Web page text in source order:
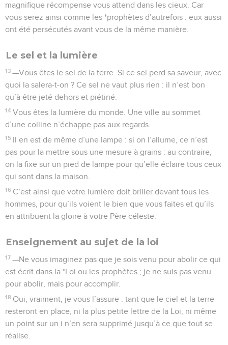
magnifique récompense vous attend dans les cieux. Car
vous serez ainsi comme les *prophètes d’autrefois : eux aussi
ont été persécutés avant vous de la même manière.
Le sel et la lumière
13 —Vous êtes le sel de la terre. Si ce sel perd sa saveur, avec
quoi la salera-t-on ? Ce sel ne vaut plus rien : il n’est bon
qu’à être jeté dehors et piétiné.
14 Vous êtes la lumière du monde. Une ville au sommet
d’une colline n’échappe pas aux regards.
15 Il en est de même d’une lampe : si on l’allume, ce n’est
pas pour la mettre sous une mesure à grains : au contraire,
on la fixe sur un pied de lampe pour qu’elle éclaire tous ceux
qui sont dans la maison.
16 C’est ainsi que votre lumière doit briller devant tous les
hommes, pour qu’ils voient le bien que vous faites et qu’ils
en attribuent la gloire à votre Père céleste.
Enseignement au sujet de la loi
17 —Ne vous imaginez pas que je sois venu pour abolir ce qui
est écrit dans la *Loi ou les prophètes ; je ne suis pas venu
pour abolir, mais pour accomplir.
18 Oui, vraiment, je vous l’assure : tant que le ciel et la terre
resteront en place, ni la plus petite lettre de la Loi, ni même
un point sur un i n’en sera supprimé jusqu’à ce que tout se
réalise.